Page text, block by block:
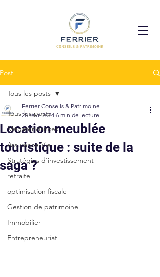
Post
Tous les posts
Mégatendances
Assurance-Vie
Stratégies d'investissement
retraite
optimisation fiscale
Gestion de patrimoine
Immobilier
Entrepreneuriat
Tous les posts
Location meublée
touristique : suite de la
saga ?
Ferrier Conseils & Patrimoine
28 févr. 2024 6 min de lecture